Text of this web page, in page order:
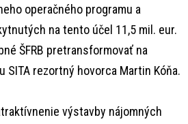
operačného programu a
na tento účel 11,5 mil. eur.
ŠFRB pretransformovať na
rezortný hovorca Martin Kóňa.
výstavby nájomných